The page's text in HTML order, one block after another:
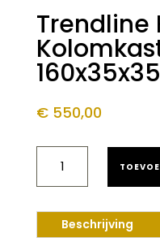
Trendline
€550,00
HOGE
KOLOMKAST
GREEP
160X35X35Beschrijving